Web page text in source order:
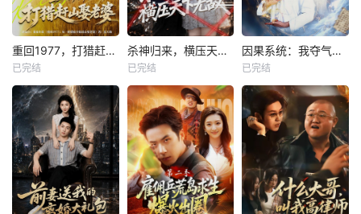
重回1977，打猎赶山娶老婆
已完结
杀神归来，横压天下无敌
已完结
因果系统：我夺气运救苍生
已完结